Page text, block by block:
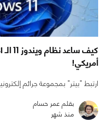
أمريكي!
ارتبط "بيتر" بمجموعة جرائم
بقلم عمر حسام
منذ شهر